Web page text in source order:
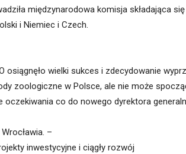
międzynarodowa komisja składająca się
i Niemiec i Czech.
osiągnęło wielki sukces i zdecydowanie
zoologiczne w Polsce, ale nie może
oczekiwania co do nowego dyrektora
Wrocławia. –
inwestycyjne i ciągły rozwój